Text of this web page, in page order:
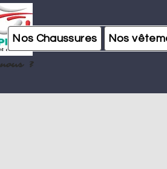
?
Nos Chaussures Nos